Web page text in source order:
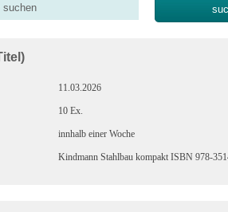
11.03.2026
10 Ex.
innhalb einer Woche
Kindmann Stahlbau kompakt ISBN 978-